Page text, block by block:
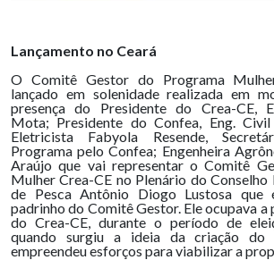
Lançamento no Ceará
O Comitê Gestor do Programa
lançado em solenidade realizada em
presença do Presidente do Crea-CE,
Mota; Presidente do Confea, Eng.
Eletricista Fabyola Resende,
Programa pelo Confea; Engenheira
Araújo que vai representar o Comitê
Mulher Crea-CE no Plenário do Conselho
de Pesca Antônio Diogo Lustosa que
padrinho do Comitê Gestor. Ele ocupava a
do Crea-CE, durante o período de
quando surgiu a ideia da criação do
empreendeu esforços para viabilizar a